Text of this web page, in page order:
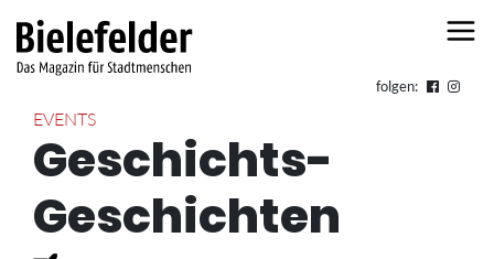
folgen:
EVENTS
Geschichts-
Geschichten